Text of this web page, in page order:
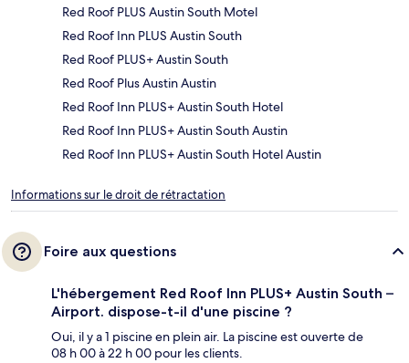
Red Roof PLUS Austin South Motel
Red Roof Inn PLUS Austin South
Red Roof PLUS+ Austin South
Red Roof Plus Austin Austin
Red Roof Inn PLUS+ Austin South Hotel
Red Roof Inn PLUS+ Austin South Austin
Red Roof Inn PLUS+ Austin South Hotel Austin
Informations sur le droit de rétractation
Foire aux questions
L'hébergement Red Roof Inn PLUS+ Austin South –
Airport. dispose-t-il d'une piscine ?
Oui, il y a 1 piscine en plein air. La piscine est ouverte de
08 h 00 à 22 h 00 pour les clients.